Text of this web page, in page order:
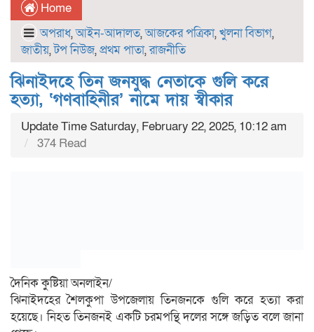
Home
অপরাধ,আইন-আদালত,আজকের পত্রিকা,খুলনা বিভাগ,
জাতীয়,টপ নিউজ,প্রথম পাতা,রাজনীতি
ঝিনাইদহে তিন জনযুদ্ধ নেতাকে গুলি করে
হত্যা, ‘গণবাহিনীর’ নামে দায় স্বীকার
Update Time Saturday, February 22, 2025, 10:12 am
374 Read
দৈনিক কুষ্টিয়া অনলাইন/
ঝিনাইদহের শৈলকুপা উপজেলায় তিনজনকে গুলি করে হত্যা করা
হয়েছে। নিহত তিনজনই একটি চরমপন্থি দলের সঙ্গে জড়িত বলে জানা